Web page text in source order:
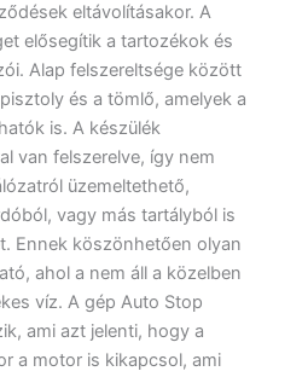
eltávolításakor. A
elősegítik a tartozékok és
Alap felszereltsége között
és a tömlő, amelyek a
is. A készülék
van felszerelve, így nem
üzemeltethető,
vagy más tartályból is
Ennek köszönhetően olyan
ahol a nem áll a közelben
víz. A gép Auto Stop
ami azt jelenti, hogy a
a motor is kikapcsol, ami